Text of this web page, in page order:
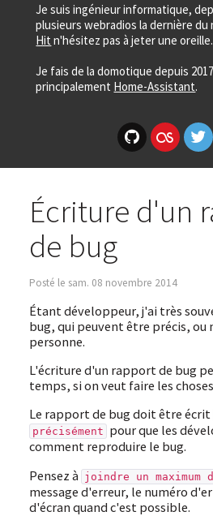
Je suis ingénieur informatique,
plusieurs webradios la dernière du
Hit n'hésitez pas à jeter une oreille.
Je fais de la domotique depuis
principalement Home-Assistant.
Écriture d'un
de bug
Posté le sam. 08 novembre 2014
Étant développeur, j'ai très
bug, qui peuvent être précis, ou
personne.
L'écriture d'un rapport de bug
temps, si on veut faire les
Le rapport de bug doit être écrit
précisément pour que les
comment reproduire le bug.
Pensez à joindre un maximum
message d'erreur, le numéro
d'écran quand c'est possible.